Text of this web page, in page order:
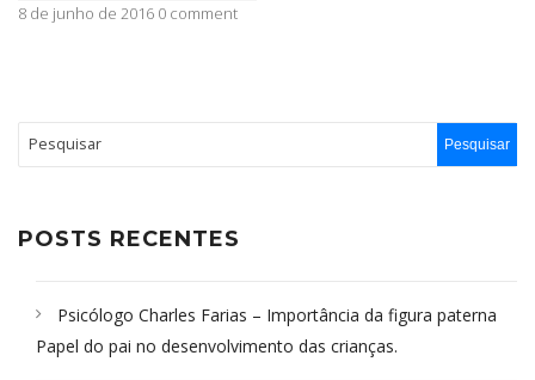
CONTATO
áudio
8 de junho de 2016 0 comment
POSTS RECENTES
Psicólogo Charles Farias – Importância da figura paterna
Papel do pai no desenvolvimento das crianças.